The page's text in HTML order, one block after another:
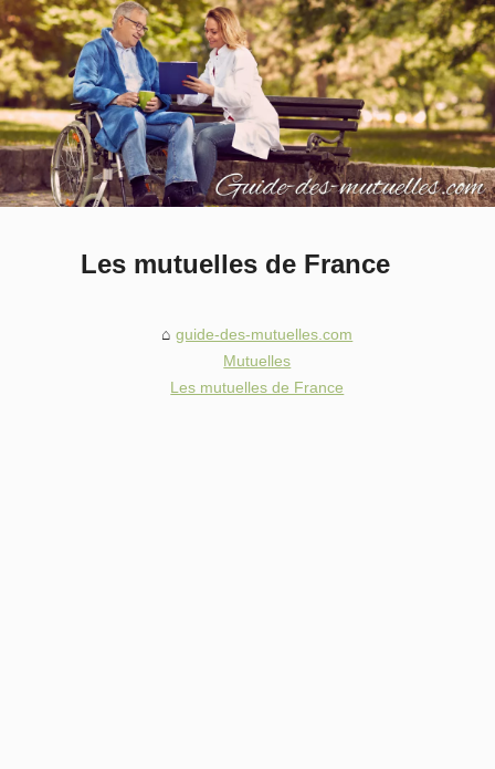
Les mutuelles de France
guide-des-mutuelles.com
Mutuelles
Les mutuelles de France